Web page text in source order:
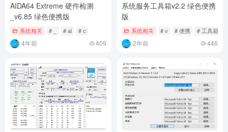
AIDA64 Extreme 硬件检测
_v6.85 绿色便携版
系统相关 # _ # ai # c
4年前 409
系统服务工具箱v2.2 绿色便携
版
系统相关 # v # 便携 # 工具箱
2年前 446